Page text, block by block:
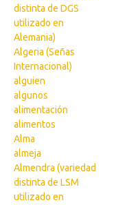
distinta de DGS
utilizado en
Alemania)
Algeria (Señas
Internacional)
alguien
algunos
alimentación
alimentos
Alma
almeja
Almendra (variedad
distinta de LSM
utilizado en